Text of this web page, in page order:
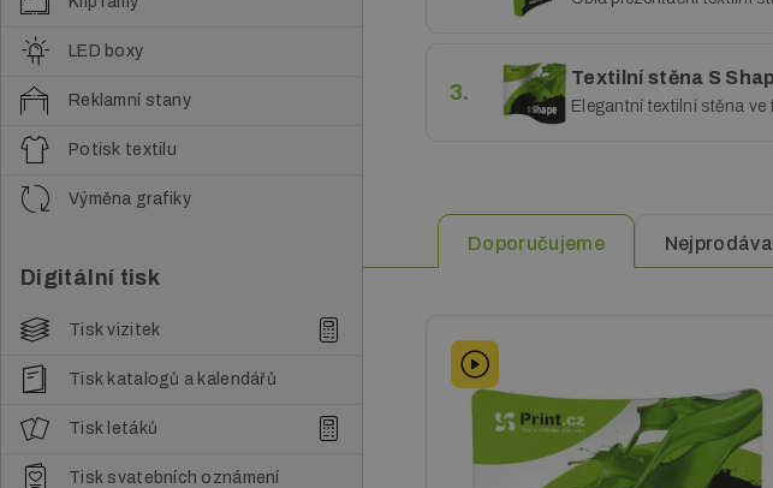
LED boxy
Reklamní stany
Potisk textilu
Výměna grafiky
Digitální tisk
Tisk vizitek
Tisk katalogů a kalendářů
Tisk letáků
Tisk svatebních oznámení
e
3.
Textilní stěna S
Elegantní textilní stěna ve
Doporučujeme